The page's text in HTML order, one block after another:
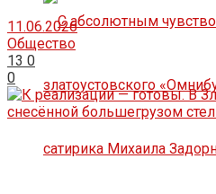
11.06.2026
Общество
13 0
0